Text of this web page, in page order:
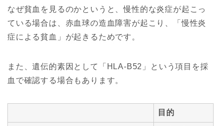
なぜ貧血を見るのかというと、慢性的な炎症が起こっ
ている場合は、赤血球の造血障害が起こり、「慢性炎
症による貧血」が起きるためです。
また、遺伝的素因として「HLA-B52」という項目を採
血で確認する場合もあります。
目的